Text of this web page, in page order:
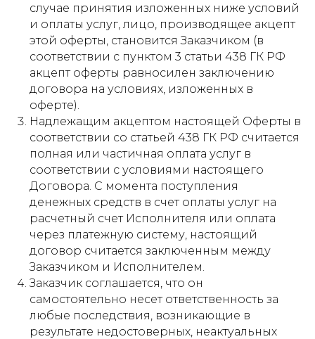
случае принятия изложенных ниже условий
и оплаты услуг, лицо, производящее акцепт
этой оферты, становится Заказчиком (в
соответствии с пунктом 3 статьи 438 ГК РФ
акцепт оферты равносилен заключению
договора на условиях, изложенных в
оферте).
Надлежащим акцептом настоящей Оферты в
соответствии со статьей 438 ГК РФ считается
полная или частичная оплата услуг в
соответствии с условиями настоящего
Договора. С момента поступления
денежных средств в счет оплаты услуг на
расчетный счет Исполнителя или оплата
через платежную систему, настоящий
договор считается заключенным между
Заказчиком и Исполнителем.
Заказчик соглашается, что он
самостоятельно несет ответственность за
любые последствия, возникающие в
результате недостоверных, неактуальных